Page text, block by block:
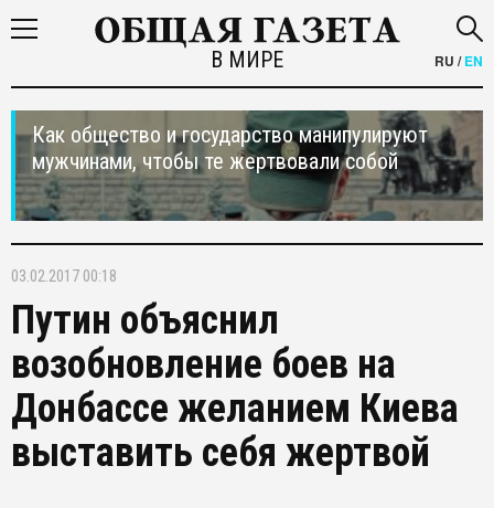
В МИРЕ RU /EN
Как общество и государство манипулируют
мужчинами, чтобы те жертвовали собой
03.02.2017 00:18
Путин объяснил
возобновление боев на
Донбассе желанием Киева
выставить себя жертвой